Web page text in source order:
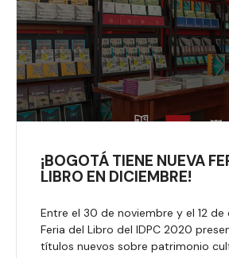
¡BOGOTÁ TIENE NUEVA
LIBRO EN DICIEMBRE!
Entre el 30 de noviembre y el 12 de
Feria del Libro del IDPC 2020
títulos nuevos sobre patrimonio